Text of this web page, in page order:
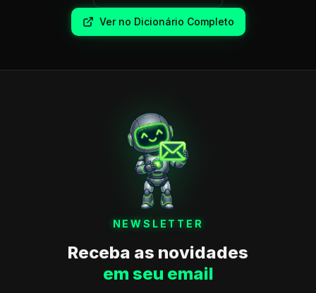
Ver no Dicionário Completo
NEWSLETTER
Receba as novidades
em seu email